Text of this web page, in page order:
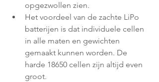
opgezwollen zien.
Het voordeel van de zachte LiPo
batterijen is dat individuele cellen
in alle maten en gewichten
gemaakt kunnen worden. De
harde 18650 cellen zijn altijd even
groot.